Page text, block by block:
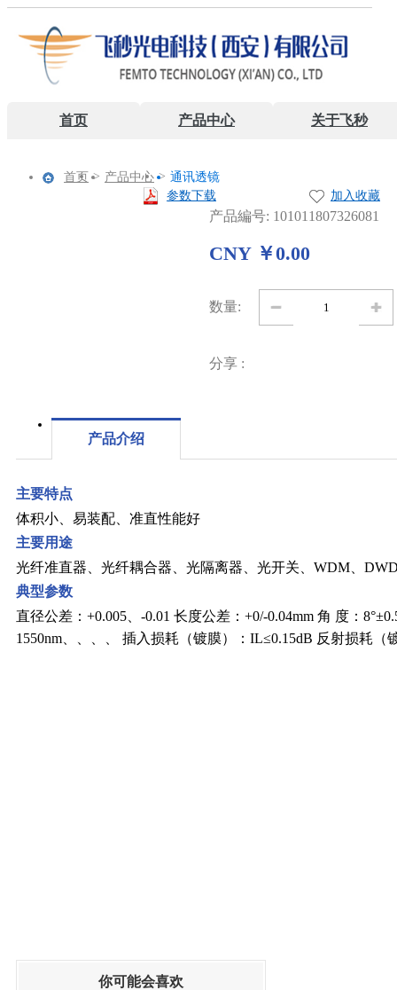
首页 产品中心 关于飞秒
首页 > 产品中心 > 通讯透镜
参数下载
加入收藏
产品編号: 101011807326081
CNY ￥0.00
数量:
分享 :
产品介绍
主要特点
体积小、易装配、准直性能好
主要用途
光纤准直器、光纤耦合器、光隔离器、光开关、WDM、
典型参数
直径公差：+0.005、-0.01 长度公差：+0/-0.04mm 角 度：
1550nm、、、、 插入损耗（镀膜）：IL≤0.15dB 反射损耗（
你可能会喜欢